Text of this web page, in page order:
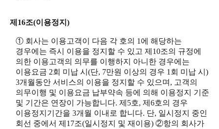
제16조(이용정지)
① 회사는 이용고객이 다음 각 호의 1에 해당하는
경우에는 즉시 이용을 정지할 수 있고 제10조의 규정에
의한 이용고객의 의무를 이행하지 아니한 경우에는
이용요금 2회 미납 시(단, 7만원 이상의 경우 1회 미납 시)
3개월동안 서비스의 이용을 정지할 수 있으며, 고객의
의무이행 및 이용요금 납부약속 등에 의해 이용정지 기준
및 기간은 연장이 가능합니다. 제5호, 제6호의 경우
이용정지기간을 3개월 이내로 합니다. 단, 일시정지 중인
회선 중에서 제17조(일시정지 및 재이용) ②항의 회사가